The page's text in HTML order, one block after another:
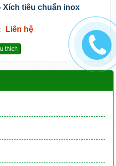
Xích tiêu chuẩn inox
Liên hệ
thích